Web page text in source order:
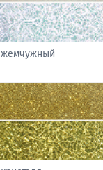
жемчужный